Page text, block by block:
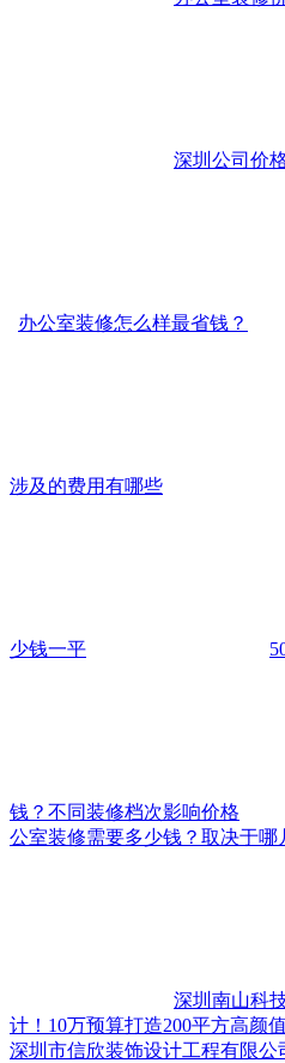
深圳公司价
办公室装修怎么样最省钱？
涉及的费用有哪些
少钱一平
钱？不同装修档次影响价格
公室装修需要多少钱？取决于哪
深圳南山科
计！10万预算打造200平方高颜
深圳市信欣装饰设计工程有限公